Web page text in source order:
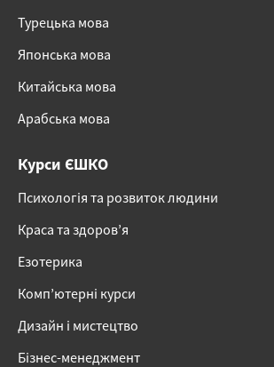
Турецька мова
Японська мова
Китайська мова
Арабська мова
Курси ЄШКО
Психологія та розвиток людини
Краса та здоров’я
Езотерика
Комп’ютерні курси
Дизайн і мистецтво
Бізнес-менеджмент